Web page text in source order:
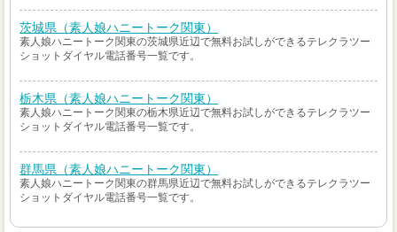
茨城県（素人娘ハニートーク関東）
素人娘ハニートーク関東の茨城県近辺で無料お試しができるテレクラツー
ショットダイヤル電話番号一覧です。
栃木県（素人娘ハニートーク関東）
素人娘ハニートーク関東の栃木県近辺で無料お試しができるテレクラツー
ショットダイヤル電話番号一覧です。
群馬県（素人娘ハニートーク関東）
素人娘ハニートーク関東の群馬県近辺で無料お試しができるテレクラツー
ショットダイヤル電話番号一覧です。